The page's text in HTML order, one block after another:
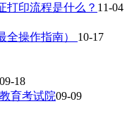
打印流程是什么？ 11-04
全操作指南） 10-17
09-18
育考试院09-09